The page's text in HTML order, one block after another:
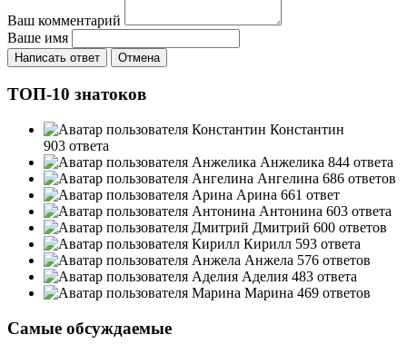
Ваш комментарий
Ваше имя
Написать ответ Отмена
ТОП-10 знатоков
Константин
903 ответа
Анжелика 844 ответа
Ангелина 686 ответов
Арина 661 ответ
Антонина 603 ответа
Дмитрий 600 ответов
Кирилл 593 ответа
Анжела 576 ответов
Аделия 483 ответа
Марина 469 ответов
Самые обсуждаемые